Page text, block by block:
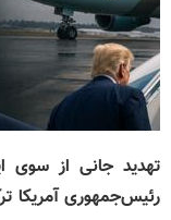
تهدید جانی از سوی
رئیس‌جمهوری آمریکا